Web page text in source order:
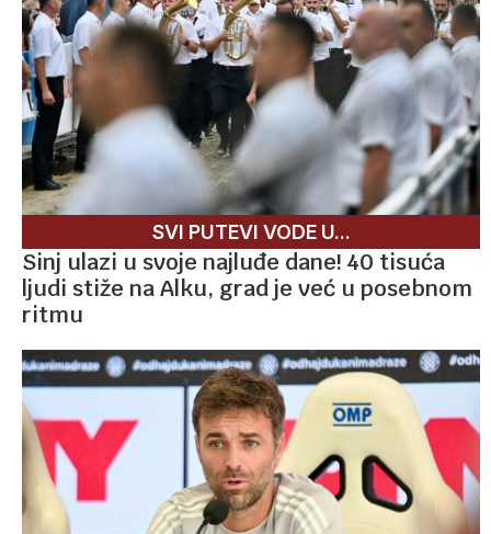
SVI PUTEVI VODE U...
Sinj ulazi u svoje najluđe dane! 40 tisuća
ljudi stiže na Alku, grad je već u posebnom
ritmu